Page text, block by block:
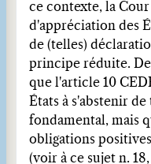
ce contexte, la
d'appréciation des
de (telles)
principe réduite.
que l'article 10
États à s'abstenir
fondamental, mais
obligations
(voir à ce sujet n.